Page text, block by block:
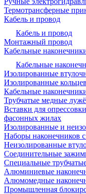
Термотрансферные
Кабель и провод
Кабель и провод
Монтажный провод
Кабельные
Кабельные
Изолированные
Изолированные
Кабельные
Трубчатые медные
Вставки для
фасонных жилах
Изолированные и
Наборы наконечников
Неизолированные
Соединительные
Специальные
Алюминиевые
Алюмомедные
Промышленная